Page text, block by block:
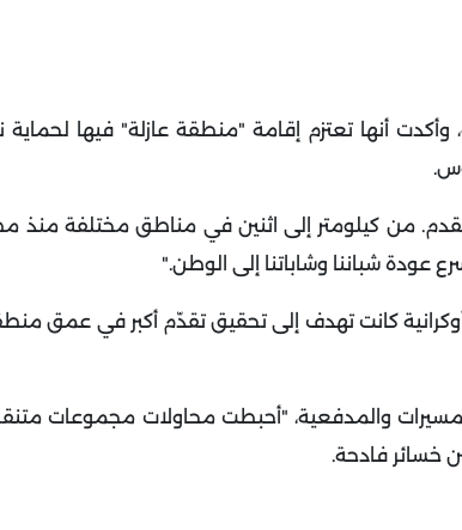
وأكدت أنها تعتزم إقامة "منطقة عازلة" فيها
.
من كيلومتر إلى اثنين في مناطق مختلفة منذ
".
كانت تهدف إلى تحقيق تقدّم أكبر في عمق
والمدفعية، "أحبطت محاولات مجموعات
خسائر فادحة.